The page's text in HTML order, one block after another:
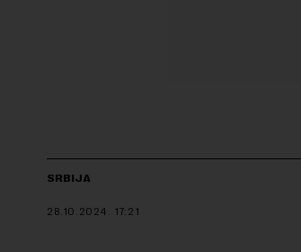
SRBIJA
28.10.2024. 17:21